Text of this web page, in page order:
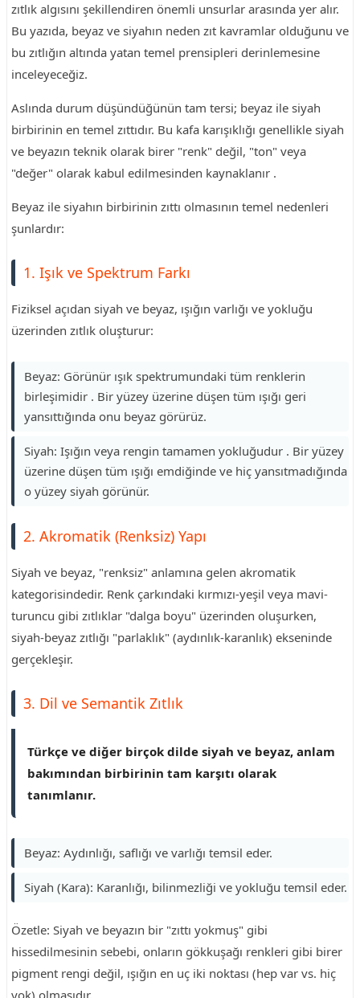
zıtlık algısını şekillendiren önemli unsurlar arasında yer alır.
Bu yazıda, beyaz ve siyahın neden zıt kavramlar olduğunu ve
bu zıtlığın altında yatan temel prensipleri derinlemesine
inceleyeceğiz.
Aslında durum düşündüğünün tam tersi; beyaz ile siyah
birbirinin en temel zıttıdır. Bu kafa karışıklığı genellikle siyah
ve beyazın teknik olarak birer "renk" değil, "ton" veya
"değer" olarak kabul edilmesinden kaynaklanır .
Beyaz ile siyahın birbirinin zıttı olmasının temel nedenleri
şunlardır:
1. Işık ve Spektrum Farkı
Fiziksel açıdan siyah ve beyaz, ışığın varlığı ve yokluğu
üzerinden zıtlık oluşturur:
Beyaz: Görünür ışık spektrumundaki tüm renklerin
birleşimidir . Bir yüzey üzerine düşen tüm ışığı geri
yansıttığında onu beyaz görürüz.
Siyah: Işığın veya rengin tamamen yokluğudur . Bir yüzey
üzerine düşen tüm ışığı emdiğinde ve hiç yansıtmadığında
o yüzey siyah görünür.
2. Akromatik (Renksiz) Yapı
Siyah ve beyaz, "renksiz" anlamına gelen akromatik
kategorisindedir. Renk çarkındaki kırmızı-yeşil veya mavi-
turuncu gibi zıtlıklar "dalga boyu" üzerinden oluşurken,
siyah-beyaz zıtlığı "parlaklık" (aydınlık-karanlık) ekseninde
gerçekleşir.
3. Dil ve Semantik Zıtlık
Türkçe ve diğer birçok dilde siyah ve beyaz, anlam
bakımından birbirinin tam karşıtı olarak
tanımlanır.
Beyaz: Aydınlığı, saflığı ve varlığı temsil eder.
Siyah (Kara): Karanlığı, bilinmezliği ve yokluğu temsil eder.
Özetle: Siyah ve beyazın bir "zıttı yokmuş" gibi
hissedilmesinin sebebi, onların gökkuşağı renkleri gibi birer
pigment rengi değil, ışığın en uç iki noktası (hep var vs. hiç
yok) olmasıdır.